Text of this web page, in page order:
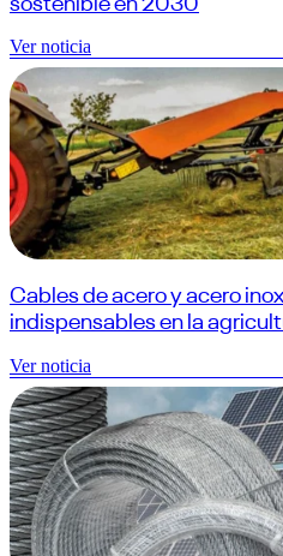
Ver noticia
Cables de acero y acero
indispensables en la
Ver noticia